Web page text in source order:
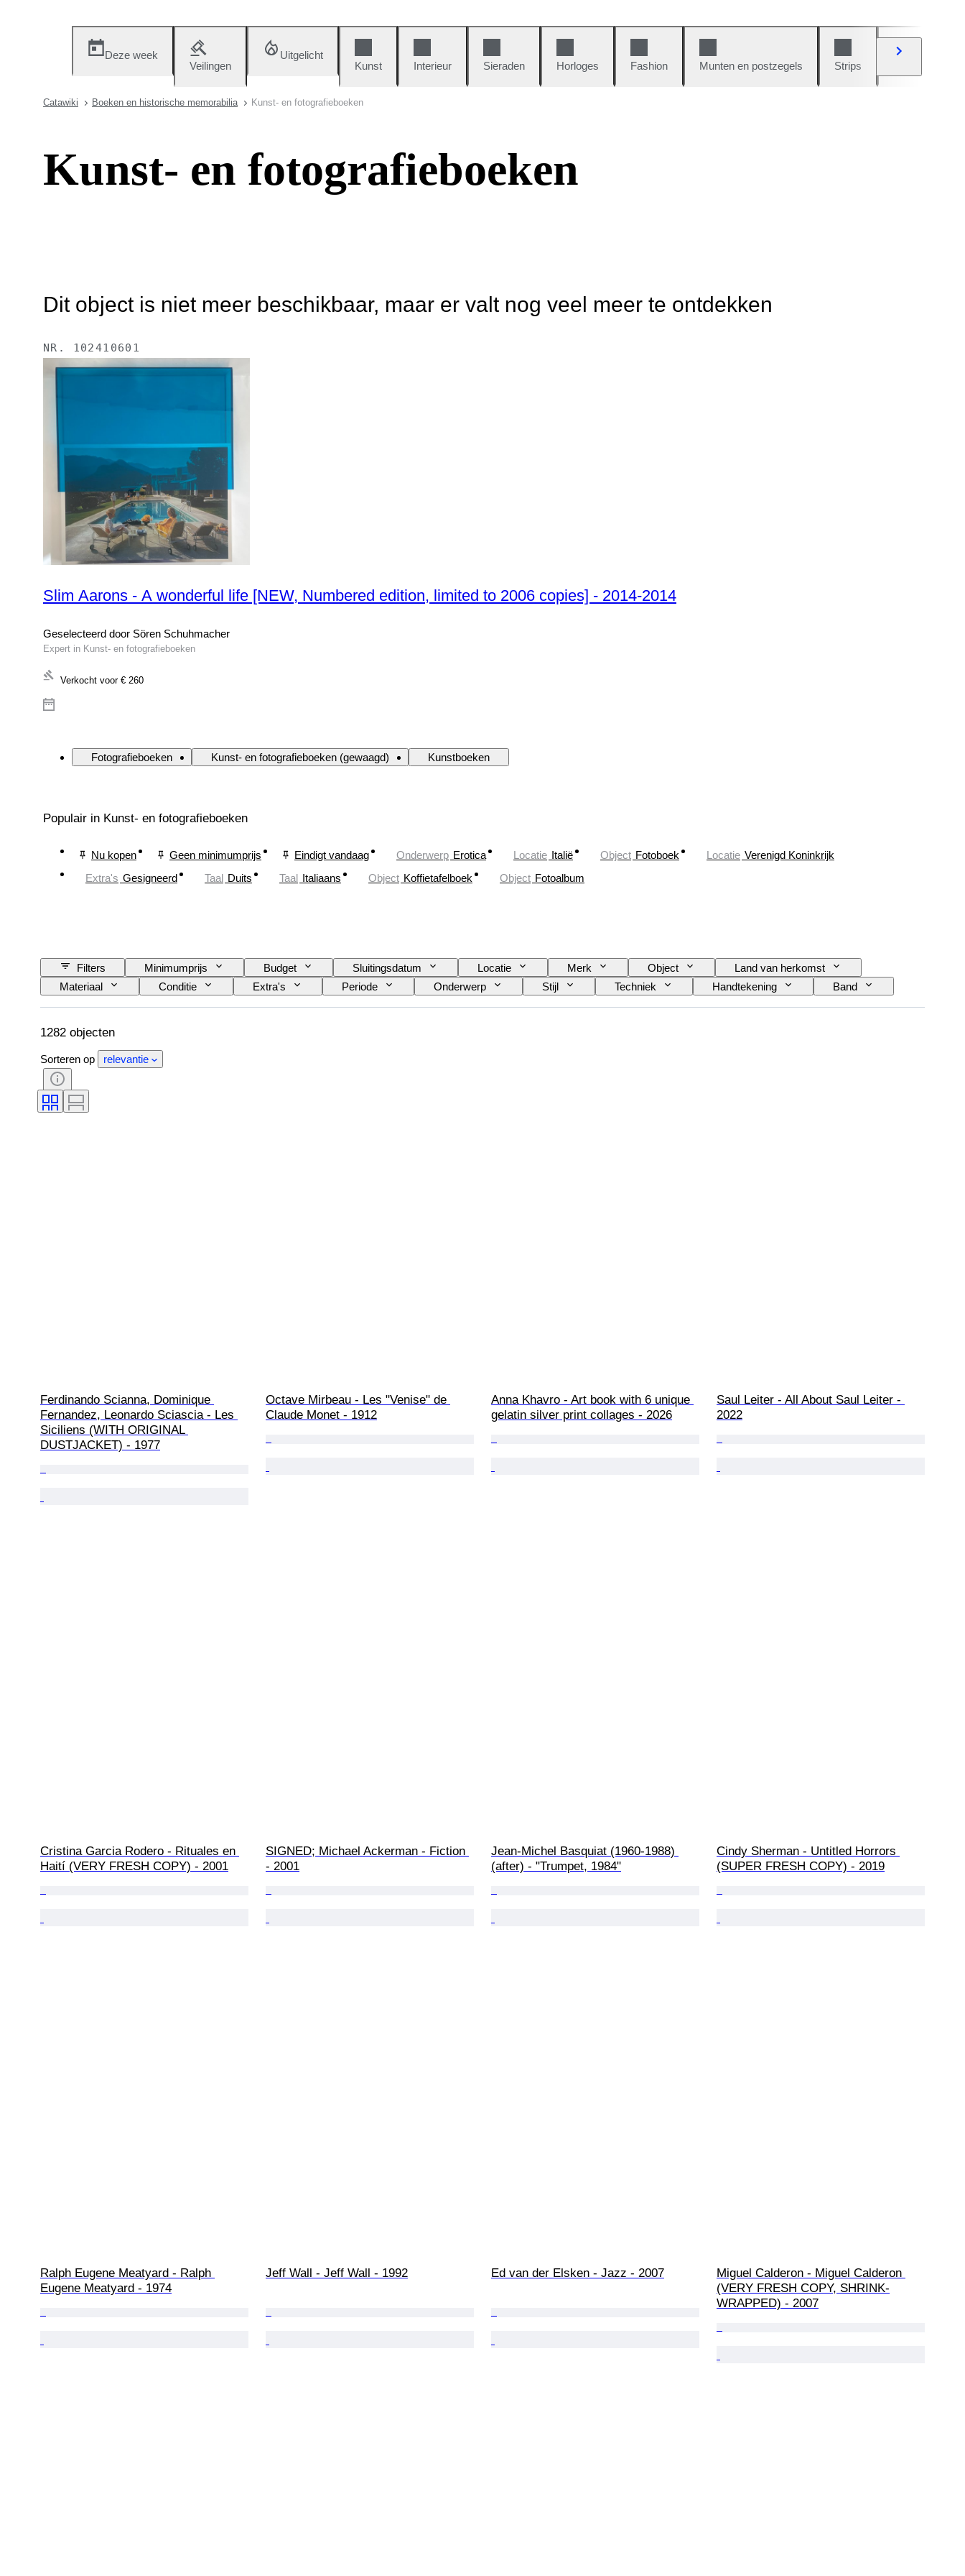
Deze week
Veilingen
Uitgelicht
Kunst
Interieur Sieraden Horloges Fashion Munten en postzegels Strips
Catawiki Boeken en historische memorabilia Kunst- en fotografieboeken
Kunst- en fotografieboeken
Dit object is niet meer beschikbaar, maar er valt nog veel meer te ontdekken
NR. 102410601
Slim Aarons - A wonderful life [NEW, Numbered edition, limited to 2006 copies] - 2014-2014
Geselecteerd door Sören Schuhmacher
Expert in Kunst- en fotografieboeken
Verkocht voor € 260
Fotografieboeken Kunst- en fotografieboeken (gewaagd) Kunstboeken
Populair in Kunst- en fotografieboeken
Nu kopen Geen minimumprijs Eindigt vandaag Onderwerp Erotica Locatie Italië Object Fotoboek Locatie Verenigd Koninkrijk
Extra's Gesigneerd Taal Duits Taal Italiaans Object Koffietafelboek Object Fotoalbum
Filters Minimumprijs Budget Sluitingsdatum Locatie Merk Object
Land van herkomst
Materiaal
Conditie Extra's Periode Onderwerp Stijl Techniek Handtekening
Band
Oplage
Taal Kleur Kunstenaar Verkocht door Era Origineel / Replica
Militaire organisatie
1282 objecten
Sorteren op relevantie
Ferdinando Scianna, Dominique
Fernandez, Leonardo Sciascia - Les
Siciliens (WITH ORIGINAL
DUSTJACKET) - 1977
Octave Mirbeau - Les "Venise" de
Claude Monet - 1912
Anna Khavro - Art book with 6 unique
gelatin silver print collages - 2026
Saul Leiter - All About Saul Leiter -
2022
Cristina Garcia Rodero - Rituales en
Haití (VERY FRESH COPY) - 2001
SIGNED; Michael Ackerman - Fiction
- 2001
Jean-Michel Basquiat (1960-1988)
(after) - "Trumpet, 1984"
Cindy Sherman - Untitled Horrors
(SUPER FRESH COPY) - 2019
Ralph Eugene Meatyard - Ralph
Eugene Meatyard - 1974
Jeff Wall - Jeff Wall - 1992 Ed van der Elsken - Jazz - 2007
Miguel Calderon - Miguel Calderon
(VERY FRESH COPY, SHRINK-
WRAPPED) - 2007